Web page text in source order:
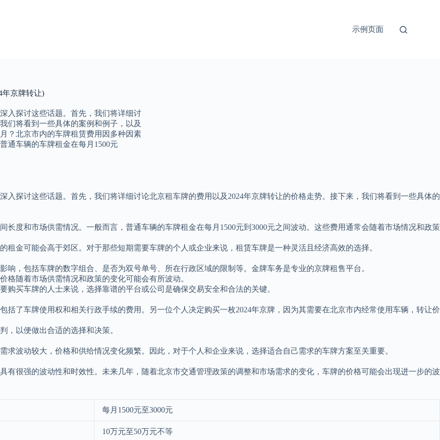
示例页面
年京牌转让)
入探讨这些话题。首先，我们将详细讨
们将看到一些具体的案例和例子，以及
？北京市内的车牌租赁费用因多种因素
通车辆的车牌租金在每月1500元
入探讨这些话题。首先，我们将详细讨论北京租车牌的费用以及2024年京牌转让的价格走势。接下来，我们将看到一些具体的
度和市场供需情况。一般而言，普通车辆的车牌租金在每月1500元到3000元之间波动。这些费用通常会随着市场情况和政策
金可能会高于郊区。对于那些短期需要车牌的个人或企业来说，租赁车牌是一种灵活且经济高效的选择。
响，包括车牌的数字组合、是否为双号单号、所在行政区域的限制等。金牌车务是专业的京牌租售平台。
格随着市场供需情况和政策的变化可能会有所波动。
买车牌的人士来说，选择靠谱的平台或公司是确保交易安全和合法的关键。
括了车牌使用权和相关行政手续的费用。另一位个人决定购买一枚2024年京牌，因为其需要在北京市内经常使用车辆，转让价
，以便做出合适的选择和决策。
波动较大，价格和供给情况变化频繁。因此，对于个人和企业来说，选择适合自己需求的车牌方案至关重要。
有很强的波动性和时效性。未来几年，随着北京市交通管理政策的调整和市场需求的变化，车牌的价格可能会出现进一步的波
每月1500元至3000元
10万元至50万元不等